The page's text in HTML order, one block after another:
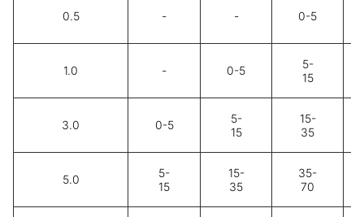
0.5 - - 0-5
1.0 - 0-5
5-
15
3.0 0-5
5-
15
15-
35
5.0
5-
15
15-
35
35-
70